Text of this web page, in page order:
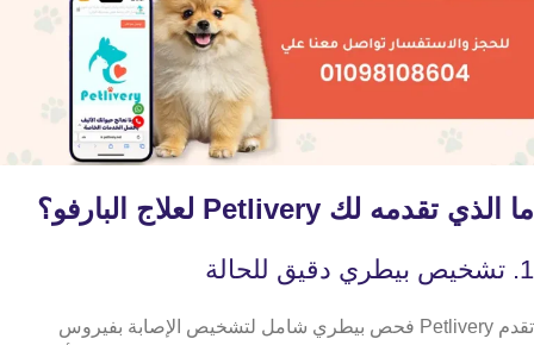
ما الذي تقدمه لك Petlivery لعلاج البارفو؟
1. تشخيص بيطري دقيق للحالة
تقدم Petlivery فحص بيطري شامل لتشخيص الإصابة بفيروس